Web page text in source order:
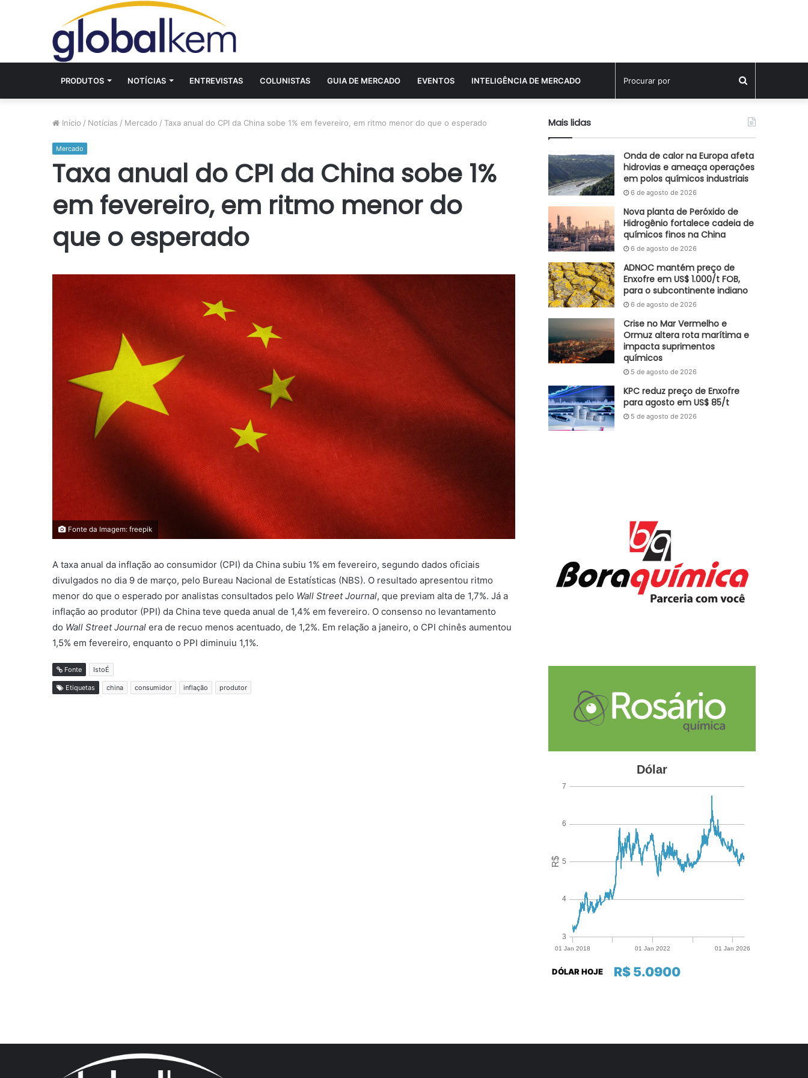
PRODUTOS NOTÍCIAS ENTREVISTAS COLUNISTAS GUIA DE MERCADO EVENTOS INTELIGÊNCIA DE MERCADO
por
Início / Notícias / Mercado / Taxa anual do CPI da China sobe 1% em fevereiro, em ritmo menor do que o esperado
Mercado
Taxa anual do CPI da China sobe 1%
em fevereiro, em ritmo menor do
que o esperado
Fonte da Imagem: freepik
A taxa anual da inflação ao consumidor (CPI) da China subiu 1% em fevereiro, segundo dados oficiais
divulgados no dia 9 de março, pelo Bureau Nacional de Estatísticas (NBS). O resultado apresentou ritmo
menor do que o esperado por analistas consultados pelo Wall Street Journal, que previam alta de 1,7%. Já a
inflação ao produtor (PPI) da China teve queda anual de 1,4% em fevereiro. O consenso no levantamento
do Wall Street Journal era de recuo menos acentuado, de 1,2%. Em relação a janeiro, o CPI chinês aumentou
1,5% em fevereiro, enquanto o PPI diminuiu 1,1%.
Fonte IstoÉ
Etiquetas china consumidor inflação produtor
Mais lidas
Onda de calor na Europa afeta
hidrovias e ameaça operações
em polos químicos industriais
6 de agosto de 2026
Nova planta de Peróxido de
Hidrogênio fortalece cadeia de
químicos finos na China
6 de agosto de 2026
ADNOC mantém preço de
Enxofre em US$ 1.000/t FOB,
para o subcontinente indiano
6 de agosto de 2026
Crise no Mar Vermelho e
Ormuz altera rota marítima e
impacta suprimentos
químicos
5 de agosto de 2026
KPC reduz preço de Enxofre
para agosto em US$ 85/t
5 de agosto de 2026
R$ 5.0900
DÓLAR HOJE